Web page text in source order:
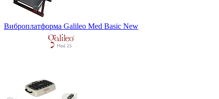
Виброплатформа Galileo Med Basic New